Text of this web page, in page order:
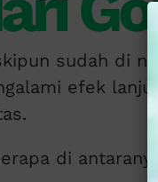
sudah di
efek
di